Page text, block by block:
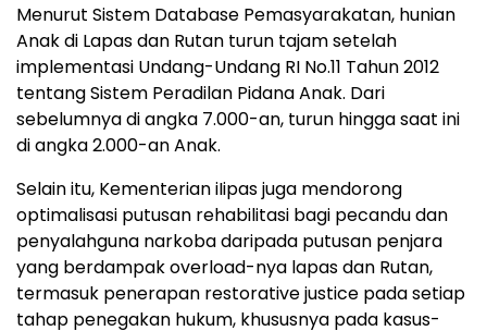
Menurut Sistem Database Pemasyarakatan, hunian
Anak di Lapas dan Rutan turun tajam setelah
implementasi Undang-Undang RI No.11 Tahun 2012
tentang Sistem Peradilan Pidana Anak. Dari
sebelumnya di angka 7.000-an, turun hingga saat ini
di angka 2.000-an Anak.
Selain itu, Kementerian iIipas juga mendorong
optimalisasi putusan rehabilitasi bagi pecandu dan
penyalahguna narkoba daripada putusan penjara
yang berdampak overload-nya lapas dan Rutan,
termasuk penerapan restorative justice pada setiap
tahap penegakan hukum, khususnya pada kasus-